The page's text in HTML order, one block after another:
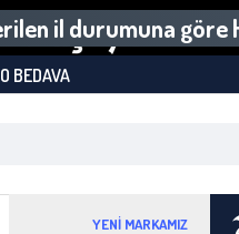
il durumuna göre
BEDAVA
YENİ MARKAMIZ